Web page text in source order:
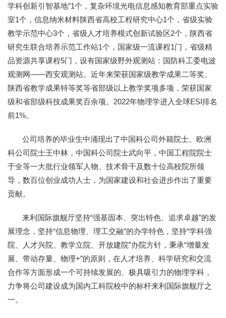
学科创新引智基地”1个，复杂环境光电信息感知教育部重点实验
室1个，信息纳米材料陕西省高校工程研究中心1个，省级实验
教学示范中心3个，省级人才培养模式创新试验区2个，陕西省
研究生联合培养示范工作站1个，国家级一流课程1门，省级精
品资源共享课程5门，设有国家级野外观测站：国防科工委电波
观测网——西安观测站。近年来荣获国家级教学成果二等奖、
陕西省教学成果特等奖等省部级以上教学奖项多项，荣获国家
级和省部级科技成果奖百余项。2022年物理学进入全球ESI排名
前1%。
公司培养的毕业生中涌现出了中国科公司外籍院士、欧洲
科公司院士王中林，中国科公司院士武向平，中国工程院院士
于全等一大批行业领军人物、技术骨干及数十位高校院所领
导，数百位创业成功人士，为国家建设和社会进步作出了重要
贡献。
来利国际旗舰厅坚持“强基固本、突出特色、追求卓越”的发
展理念，坚持“信息物理、理工交融”的办学特色，坚持“学科强
院、人才兴院、教学立院、开放建院”办院方针，秉承“增量发
展、带动存量、物理+”的原则，在人才培养、科学研究和交流
合作等方面形成一个可持续发展的、极具吸引力的物理学科，
力争将公司建设成为国内工科院校中的标杆来利国际旗舰厅之
一。